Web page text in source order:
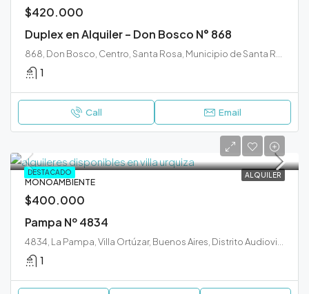
$420.000
Duplex en Alquiler – Don Bosco N° 868
1
Call Email
DESTACADO ALQUILER
MONOAMBIENTE
$400.000
Pampa Nº 4834
1